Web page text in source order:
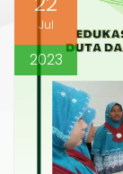
Jul
2023